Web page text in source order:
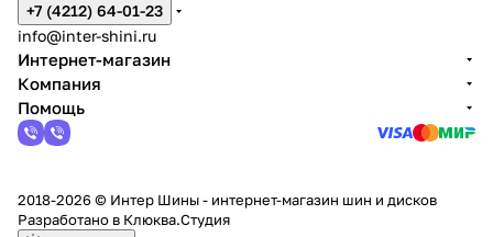
+7 (4212) 64-01-23
info@inter-shini.ru
Интернет-магазин
Компания
Помощь
2018-2026 © Интер Шины - интернет-магазин шин и дисков
Разработано в Клюква.Студия